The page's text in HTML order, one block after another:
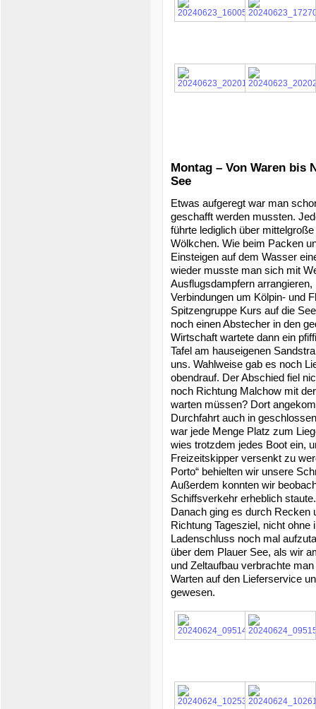
Montag – Von Waren bis
See
Etwas aufgeregt war man
geschafft werden mussten.
führte lediglich über
Wölkchen. Wie beim Packen
Einsteigen auf dem Wasser
wieder musste man sich mit
Ausflugsdampfern
Verbindungen um Kölpin- und
Spitzengruppe Kurs auf die
noch einen Abstecher in den
Wirtschaft wartete dann ein
Tafel am hauseigenen
uns. Wahlweise gab es noch
obendrauf. Der Abschied fiel
noch Richtung Malchow mit
warten müssen? Dort
Durchfahrt auch in
war jede Menge Platz zum
wies trotzdem jedes Boot ein,
Freizeitskipper versenkt zu
Porto“ behielten wir unsere
Außerdem konnten wir
Schiffsverkehr erheblich
Danach ging es durch Recken
Richtung Tagesziel, nicht
Ladenschluss noch mal
über dem Plauer See, als wir
und Zeltaufbau verbrachte
Warten auf den Lieferservice
gewesen.